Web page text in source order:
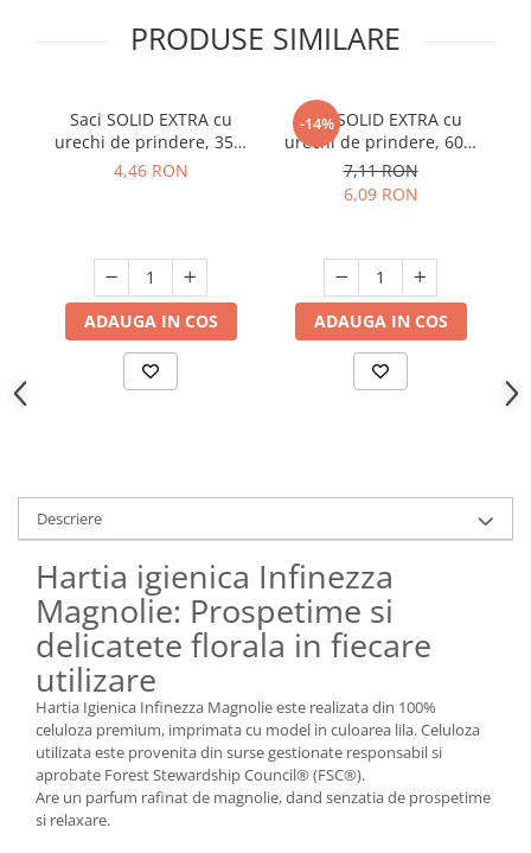
Suporturi si servetele
Tavi copt
Termosuri si cani termos
Tocatoare de bucatarie
Ustensile ornare prajituri
Vaze si boluri decorative
Vesela unica folosinta
Suporturi si accesorii de baie
PRODUSE SIMILARE
Saci SOLID EXTRA cu
urechi de prindere, 35L,
negru, 15 buc./rola
4,46 RON
ADAUGA IN COS
-14%
Saci SOLID EXTRA cu
urechi de prindere, 60L,
negru, 10 buc./rola
7,11 RON
6,09 RON
ADAUGA IN COS
Descriere
Hartia igienica Infinezza
Magnolie: Prospetime si
delicatete florala in fiecare
utilizare
Hartia Igienica Infinezza Magnolie este realizata din 100%
celuloza premium, imprimata cu model in culoarea lila. Celuloza
utilizata este provenita din surse gestionate responsabil si
aprobate Forest Stewardship Council® (FSC®).
Are un parfum rafinat de magnolie, dand senzatia de prospetime
si relaxare.